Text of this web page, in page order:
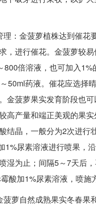
理：金菠萝植株达到催花
，进行催花。金菠萝较
800倍溶液，也可加入1%
50ml药液。催花应选择
金菠萝果实发育阶段也
高产量和端正美观的果
结晶，一般分为2次进行
1%尿素溶液进行喷果，
湿为止；间隔5～7天后
酸加1%尿素溶液，喷施
菠萝自然成熟果实冬春果